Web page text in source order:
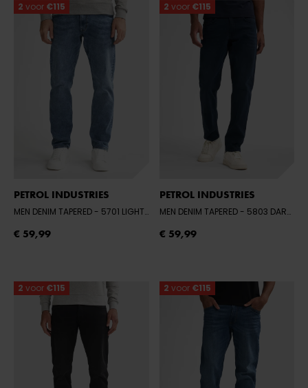
2 voor €115
PETROL INDUSTRIES
MEN DENIM TAPERED - 5701 LIGHT USED
€ 59,99
2 voor €115
PETROL INDUSTRIES
MEN DENIM TAPERED - 5803 DARK FADED
€ 59,99
2 voor €115 2 voor €115